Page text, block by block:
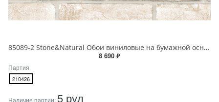
85089-2 Stone&Natural Обои виниловые на бумажной основе 1.06*15.5
8 690 ₽
Партия
210426
Наличие партии: 5 рул